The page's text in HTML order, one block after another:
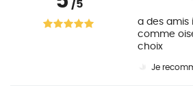
/5
a des amis
comme
choix
Je